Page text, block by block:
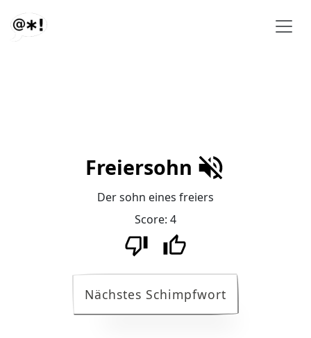
Freiersohn
Der sohn eines freiers
Score: 4
Nächstes Schimpfwort